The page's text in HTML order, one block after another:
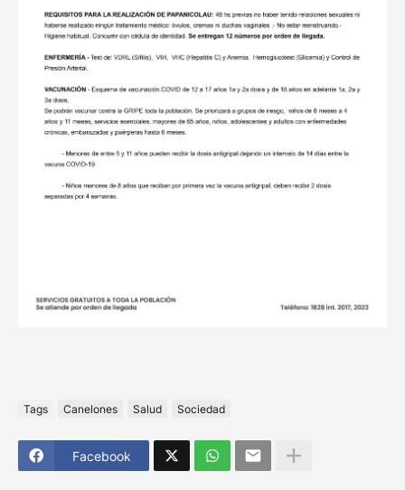
Tags Canelones Salud Sociedad
Facebook